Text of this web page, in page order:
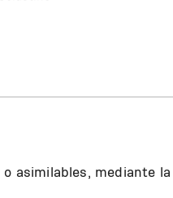
asimilables, mediante